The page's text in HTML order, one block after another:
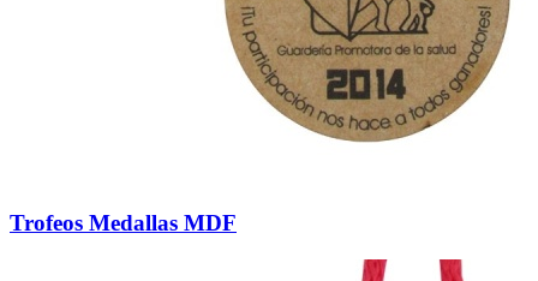
Trofeos Medallas MDF